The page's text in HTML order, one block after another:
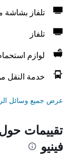
تلفاز
تلفاز
لوازم
خدمة النقل
عرض جميع وسائل
تقييمات
فينيو